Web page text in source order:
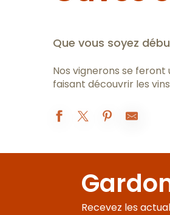
Que vous soyez
Nos vignerons se
faisant découvrir les
Château de la Crée
Domaine Charles François et Fille
Domaine EvenstadRecevez les